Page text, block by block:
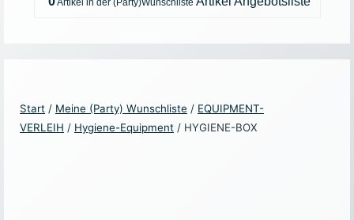
Start / Meine (Party) Wunschliste / EQUIPMENT-
VERLEIH / Hygiene-Equipment / HYGIENE-BOX